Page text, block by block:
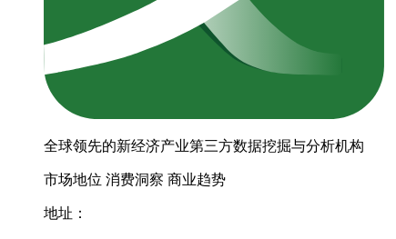
全球领先的新经济产业第三方数据挖掘与分析机构
市场地位 消费洞察 商业趋势
地址：